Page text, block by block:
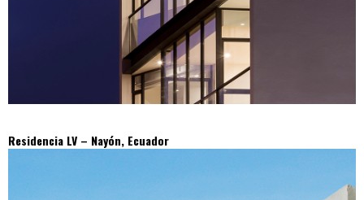
Residencia LV – Nayón, Ecuador